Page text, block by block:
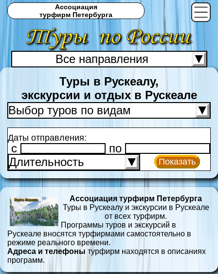
Ассоциация
турфирм Петербурга
Все направления
Туры в Рускеалу,
экскурсии и отдых в Рускеале
Выбор туров по видам
Даты отправления:
c
по
Длительность
Показать
Ассоциация турфирм Петербурга
Туры в Рускеалу и экскурсии в Рускеале
от всех турфирм.
Программы туров и экскурсий в
Рускеале вносятся турфирмами самостоятельно в
режиме реального времени.
Адреса и телефоны турфирм находятся в описаниях
программ.